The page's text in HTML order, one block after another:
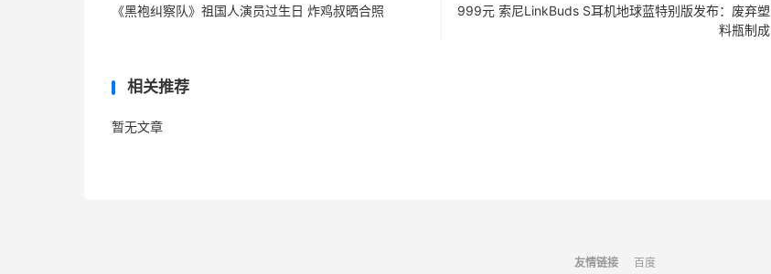
《黑袍纠察队》祖国人演员过生日 炸鸡叔晒合照
999元 索尼LinkBuds S耳机地球蓝特别版发布：废弃塑
料瓶制成
相关推荐
暂无文章
友情链接 百度